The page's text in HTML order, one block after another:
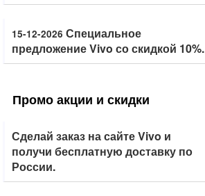
15-12-2026 Специальное
предложение Vivo со скидкой 10%.
Промо акции и скидки
Сделай заказ на сайте Vivo и
получи бесплатную доставку по
России.